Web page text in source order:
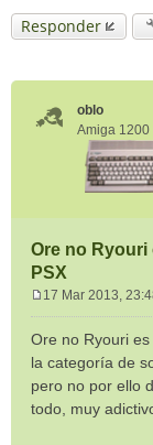
Responder
oblo
Amiga 1200
Ore no Ryouri
PSX
n
s
a
j
17 Mar 2013,
Ore no Ryouri
la categoría de
pero no por ello
todo, muy